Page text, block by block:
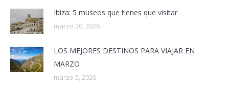
Ibiza: 5 museos que tienes que visitar
marzo 20, 2026
LOS MEJORES DESTINOS PARA VIAJAR EN
MARZO
marzo 5, 2026